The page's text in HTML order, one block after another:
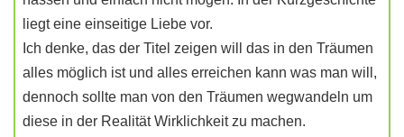
liegt eine einseitige Liebe vor.
Ich denke, das der Titel zeigen will das in den Träumen
alles möglich ist und alles erreichen kann was man will,
dennoch sollte man von den Träumen wegwandeln um
diese in der Realität Wirklichkeit zu machen.